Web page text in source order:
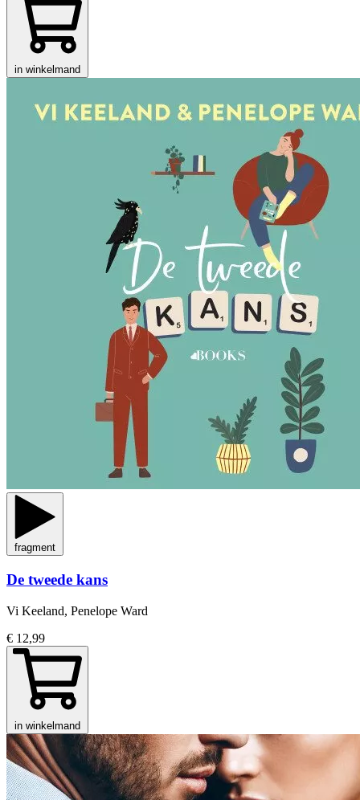
in winkelmand
fragment
De tweede kans
Vi Keeland, Penelope Ward
€ 12,99
in winkelmand